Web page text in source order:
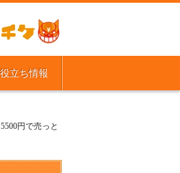
立ち情報
円で売っと